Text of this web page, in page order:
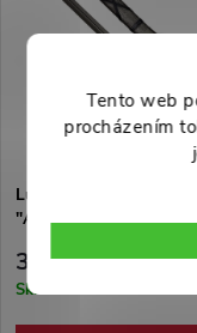
Tento web
procházením
-42%
Luxusní přívěsek
"ATLANTEAN" -
349 Kč
Skladem